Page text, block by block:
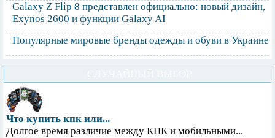
Galaxy Z Flip 8 представлен официально: новый дизайн,
Exynos 2600 и функции Galaxy AI
Популярные мировые бренды одежды и обуви в Украине
Что купить кпк или...
Долгое время различие между КПК и мобильными...